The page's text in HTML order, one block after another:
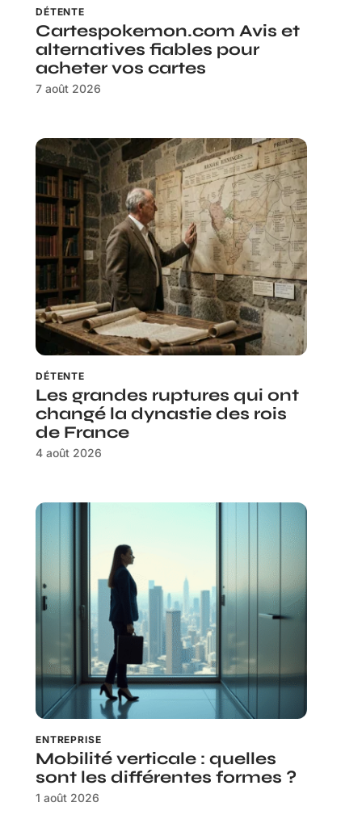
DÉTENTE
Cartespokemon.com Avis et
alternatives fiables pour
acheter vos cartes
7 août 2026
DÉTENTE
Les grandes ruptures qui ont
changé la dynastie des rois
de France
4 août 2026
ENTREPRISE
Mobilité verticale : quelles
sont les différentes formes ?
1 août 2026